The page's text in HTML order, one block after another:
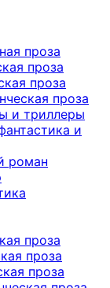
проза
проза
проза
проза
и триллеры
и
роман
проза
проза
проза